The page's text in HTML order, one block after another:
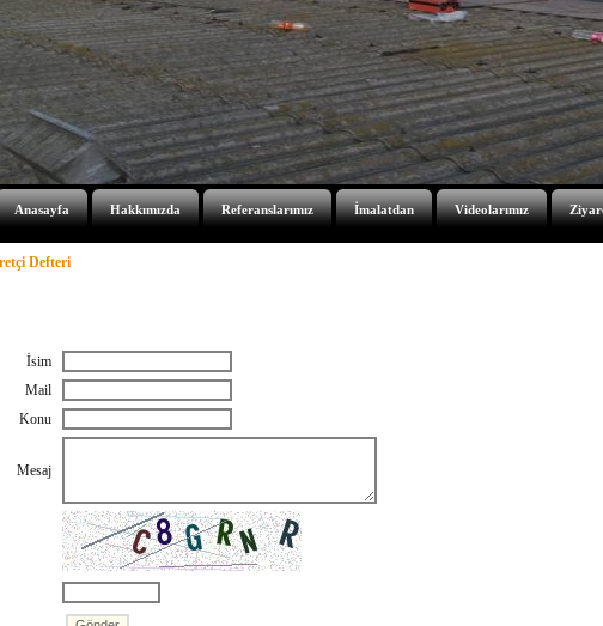
Anasayfa Hakkımızda Referanslarımız İmalatdan Videolarımız
Defteri
İsim
Mail
Konu
Mesaj